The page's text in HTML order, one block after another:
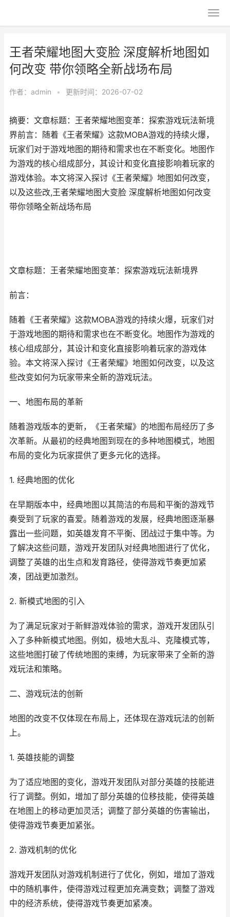
王者荣耀地图大变脸 深度解析地图如
何改变 带你领略全新战场布局
作者： admin • 更新时间：2026-07-02
摘要：文章标题：王者荣耀地图变革：探索游戏玩法新境
界前言：随着《王者荣耀》这款MOBA游戏的持续火爆，
玩家们对于游戏地图的期待和需求也在不断变化。地图作
为游戏的核心组成部分，其设计和变化直接影响着玩家的
游戏体验。本文将深入探讨《王者荣耀》地图如何改变，
以及这些改,王者荣耀地图大变脸 深度解析地图如何改变
带你领略全新战场布局
文章标题：王者荣耀地图变革：探索游戏玩法新境界
前言：
随着《王者荣耀》这款MOBA游戏的持续火爆，玩家们对
于游戏地图的期待和需求也在不断变化。地图作为游戏的
核心组成部分，其设计和变化直接影响着玩家的游戏体
验。本文将深入探讨《王者荣耀》地图如何改变，以及这
些改变如何为玩家带来全新的游戏玩法。
一、地图布局的革新
随着游戏版本的更新，《王者荣耀》的地图布局经历了多
次革新。从最初的经典地图到现在的多种地图模式，地图
布局的变化为玩家提供了更多元化的选择。
1. 经典地图的优化
在早期版本中，经典地图以其简洁的布局和平衡的游戏节
奏受到了玩家的喜爱。随着游戏的发展，经典地图逐渐暴
露出一些问题，如英雄发育不平衡、团战过于集中等。为
了解决这些问题，游戏开发团队对经典地图进行了优化，
调整了英雄的出生点和发育路径，使得游戏节奏更加紧
凑，团战更加激烈。
2. 新模式地图的引入
为了满足玩家对于新鲜游戏体验的需求，游戏开发团队引
入了多种新模式地图。例如，极地大乱斗、克隆模式等，
这些地图打破了传统地图的束缚，为玩家带来了全新的游
戏玩法和策略。
二、游戏玩法的创新
地图的改变不仅体现在布局上，还体现在游戏玩法的创新
上。
1. 英雄技能的调整
为了适应地图的变化，游戏开发团队对部分英雄的技能进
行了调整。例如，增加了部分英雄的位移技能，使得英雄
在地图上的移动更加灵活；调整了部分英雄的伤害输出，
使得游戏节奏更加紧张。
2. 游戏机制的优化
游戏开发团队对游戏机制进行了优化，例如，增加了游戏
中的随机事件，使得游戏过程更加充满变数；调整了游戏
中的经济系统，使得游戏节奏更加紧凑。